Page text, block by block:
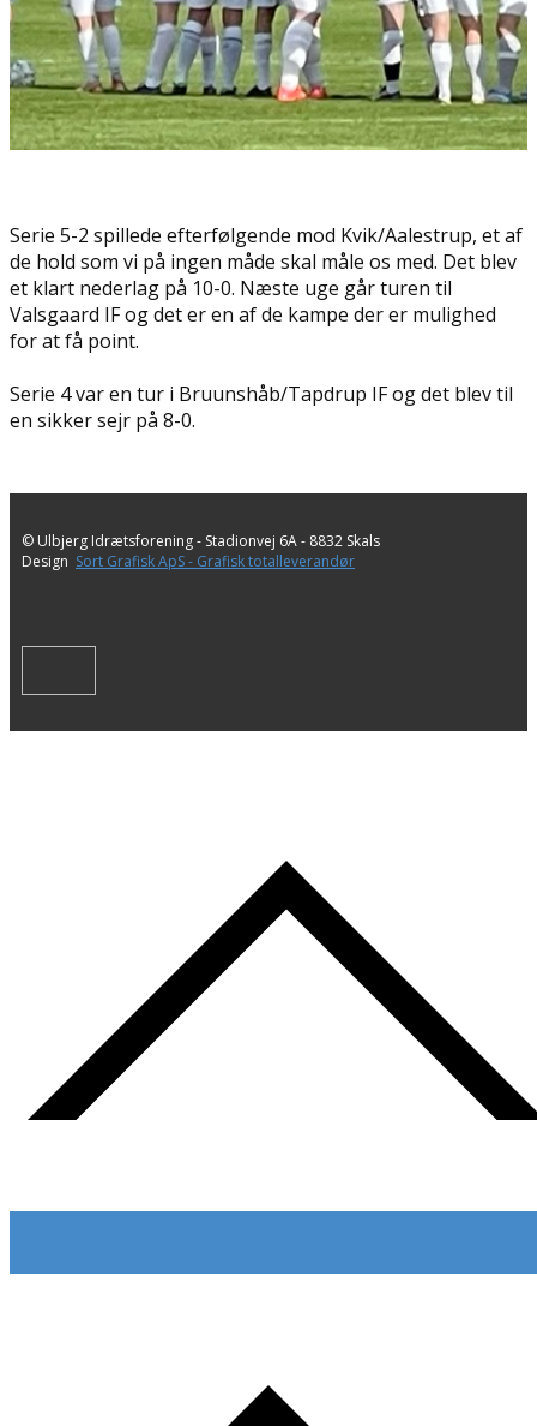
Serie 5-2 spillede efterfølgende mod Kvik/Aalestrup, et af
de hold som vi på ingen måde skal måle os med. Det blev
et klart nederlag på 10-0. Næste uge går turen til
Valsgaard IF og det er en af de kampe der er mulighed
for at få point.
Serie 4 var en tur i Bruunshåb/Tapdrup IF og det blev til
en sikker sejr på 8-0.
© Ulbjerg Idrætsforening - ​Stadionvej 6A - 8832 Skals
Design Sort Grafisk ApS - Grafisk totalleverandør